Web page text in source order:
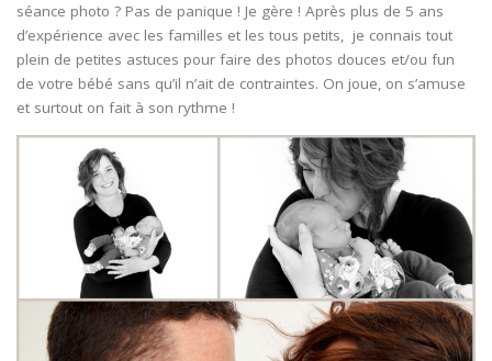
séance photo ? Pas de panique ! Je gère ! Après plus de 5 ans
d’expérience avec les familles et les tous petits, je connais tout
plein de petites astuces pour faire des photos douces et/ou fun
de votre bébé sans qu’il n’ait de contraintes. On joue, on s’amuse
et surtout on fait à son rythme !